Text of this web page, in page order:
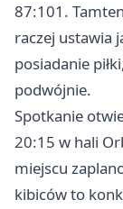
87:101.
raczej ustawia
posiadanie
podwójnie.
Spotkanie
20:15 w hali
miejscu
kibiców to